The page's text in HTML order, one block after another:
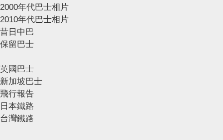
2000年代巴士相片
2010年代巴士相片
昔日中巴
保留巴士
英國巴士
新加坡巴士
飛行報告
日本鐵路
台灣鐵路